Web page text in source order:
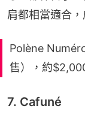
肩都相當適合，
Polène
售），約
7. Cafuné